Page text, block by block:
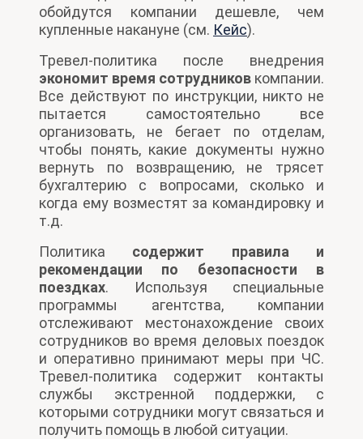
обойдутся компании дешевле, чем
купленные накануне (см. Кейс).
Тревел-политика после внедрения
экономит время сотрудников компании.
Все действуют по инструкции, никто не
пытается самостоятельно все
организовать, не бегает по отделам,
чтобы понять, какие документы нужно
вернуть по возвращению, не трясет
бухгалтерию с вопросами, сколько и
когда ему возместят за командировку и
т.д.
Политика содержит правила и
рекомендации по безопасности в
поездках. Используя специальные
программы агентства, компании
отслеживают местонахождение своих
сотрудников во время деловых поездок
и оперативно принимают меры при ЧС.
Тревел-политика содержит контакты
службы экстренной поддержки, с
которыми сотрудники могут связаться и
получить помощь в любой ситуации.